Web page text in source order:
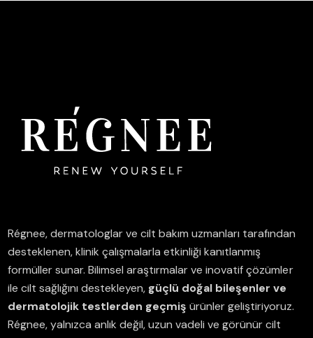
Régnee, dermatologlar ve cilt bakım uzmanları tarafından
desteklenen, klinik çalışmalarla etkinliği kanıtlanmış
formüller sunar.Bilimsel araştırmalar ve inovatif çözümler
ile cilt sağlığını destekleyen, güçlü doğal bileşenler ve
dermatolojik testlerden geçmiş ürünler geliştiriyoruz.
Régnee, yalnızca anlık değil, uzun vadeli ve görünür cilt